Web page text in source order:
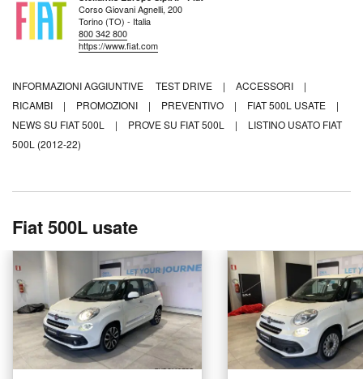
Corso Giovani Agnelli, 200
Torino (TO) - Italia
800 342 800
https://www.fiat.com
INFORMAZIONI AGGIUNTIVE TEST DRIVE | ACCESSORI
|
RICAMBI
| PROMOZIONI | PREVENTIVO | FIAT 500L USATE
|
NEWS SU FIAT 500L
| PROVE SU FIAT 500L |
LISTINO USATO FIAT
500L (2012-22)
Fiat 500L usate